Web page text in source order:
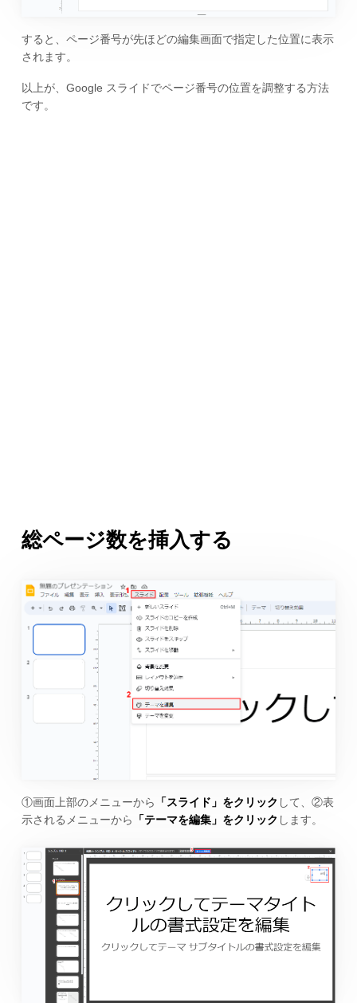
すると、ページ番号が先ほどの編集画面で指定した位置に表示
されます。
以上が、Google スライドでページ番号の位置を調整する方法
です。
総ページ数を挿入する
①画面上部のメニューから 「スライド」をクリック して、②表
示されるメニューから
「テーマを編集」をクリック します。